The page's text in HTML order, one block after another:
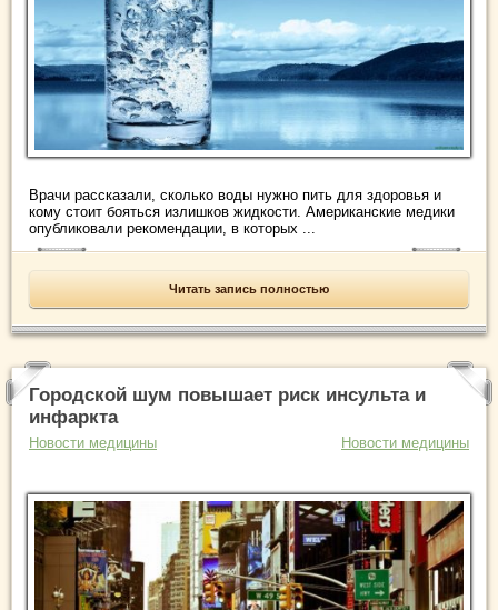
Врачи рассказали, сколько воды нужно пить для здоровья и
кому стоит бояться излишков жидкости. Американские медики
опубликовали рекомендации, в которых ...
Читать запись полностью
Городской шум повышает риск инсульта и
инфаркта
Новости медицины Новости медицины